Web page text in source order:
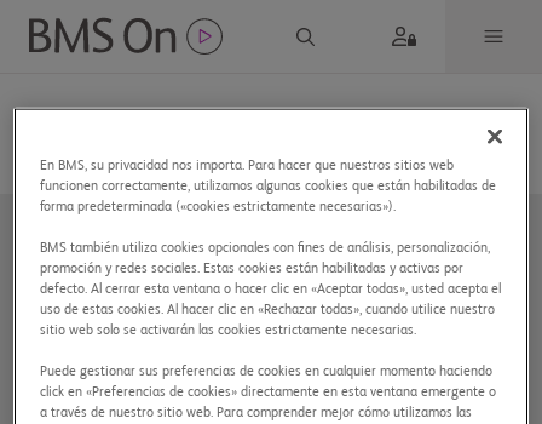
Nuestra compañía
En BMS, su privacidad nos importa. Para hacer que nuestros sitios web
funcionen correctamente, utilizamos algunas cookies que están habilitadas de
forma predeterminada («cookies estrictamente necesarias»).
BMS también utiliza cookies opcionales con fines de análisis, personalización,
promoción y redes sociales. Estas cookies están habilitadas y activas por
defecto. Al cerrar esta ventana o hacer clic en «Aceptar todas», usted acepta el
uso de estas cookies. Al hacer clic en «Rechazar todas», cuando utilice nuestro
sitio web solo se activarán las cookies estrictamente necesarias.
Puede gestionar sus preferencias de cookies en cualquier momento haciendo
click en «Preferencias de cookies» directamente en esta ventana emergente o
a través de nuestro sitio web. Para comprender mejor cómo utilizamos las